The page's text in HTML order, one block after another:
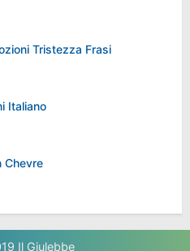
Tristezza Frasi
Italiano
Chevre
Il Giulebbe